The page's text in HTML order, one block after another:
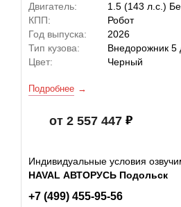
Двигатель:
1.5 (143 л.с.)
КПП:
Робот
Год выпуска:
2026
Тип кузова:
Внедорожник 5
Цвет:
Черный
Подробнее
от 2 557 447
Индивидуальные условия
HAVAL АВТОРУСЬ Подольск
+7 (499) 455-95-56